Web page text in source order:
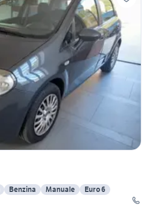
Benzina Manuale
Euro 6